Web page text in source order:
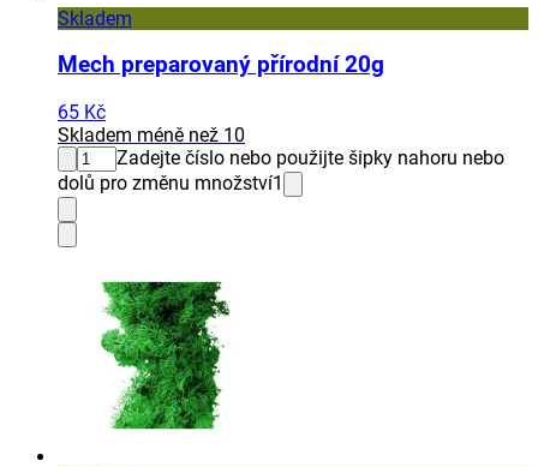
Skladem
Mech preparovaný přírodní 20g
65 Kč
Skladem méně než 10
Zadejte číslo nebo použijte šipky nahoru nebo
dolů pro změnu množství1